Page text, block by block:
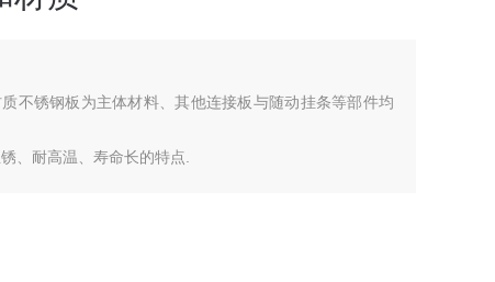
不锈钢板为主体材料、其他连接板与随动挂条等部件均
、耐高温、寿命长的特点.